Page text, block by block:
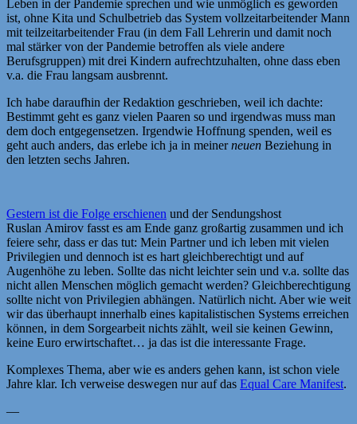
Leben in der Pandemie sprechen und wie unmöglich es geworden
ist, ohne Kita und Schulbetrieb das System vollzeitarbeitender Mann
mit teilzeitarbeitender Frau (in dem Fall Lehrerin und damit noch
mal stärker von der Pandemie betroffen als viele andere
Berufsgruppen) mit drei Kindern aufrechtzuhalten, ohne dass eben
v.a. die Frau langsam ausbrennt.
Ich habe daraufhin der Redaktion geschrieben, weil ich dachte:
Bestimmt geht es ganz vielen Paaren so und irgendwas muss man
dem doch entgegensetzen. Irgendwie Hoffnung spenden, weil es
geht auch anders, das erlebe ich ja in meinerneuen Beziehung in
den letzten sechs Jahren.
Gestern ist die Folge erschienen und der Sendungshost
Ruslan Amirov fasst es am Ende ganz großartig zusammen und ich
feiere sehr, dass er das tut: Mein Partner und ich leben mit vielen
Privilegien und dennoch ist es hart gleichberechtigt und auf
Augenhöhe zu leben. Sollte das nicht leichter sein und v.a. sollte das
nicht allen Menschen möglich gemacht werden? Gleichberechtigung
sollte nicht von Privilegien abhängen. Natürlich nicht. Aber wie weit
wir das überhaupt innerhalb eines kapitalistischen Systems erreichen
können, in dem Sorgearbeit nichts zählt, weil sie keinen Gewinn,
keine Euro erwirtschaftet… ja das ist die interessante Frage.
Komplexes Thema, aber wie es anders gehen kann, ist schon viele
Jahre klar. Ich verweise deswegen nur auf das Equal Care Manifest.
—